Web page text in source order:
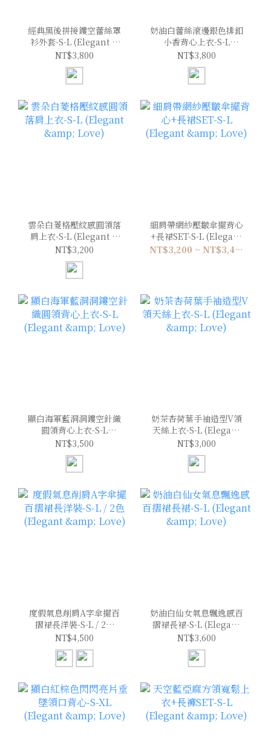
經典黑後拼接鏤空蕾絲罩
衫外套-S-L (Elegant &
Love)
NT$3,800
奶油白蕾絲滾邊銀色排釦
小香背心上衣-S-L
(Elegant & Love)
NT$3,800
雲朵白菱格壓紋感圓領落
肩上衣-S-L (Elegant &
Love)
NT$3,200
細肩帶網紗壓皺傘擺背心
+長裙SET-S-L (Elegant
& Love)
NT$3,200 ~ NT$3,400
顯白海軍藍洞洞鏤空針織
圓領背心上衣-S-L
(Elegant & Love)
NT$3,500
奶茶杏荷葉手袖造型V領
天絲上衣-S-L (Elegant
& Love)
NT$3,000
度假氣息削肩A字傘擺百
摺裙長洋裝-S-L / 2色
(Elegant & Love)
NT$4,500
奶油白仙女氣息飄逸感百
摺裙長裙-S-L (Elegant
& Love)
NT$3,600